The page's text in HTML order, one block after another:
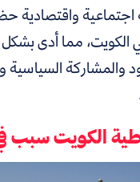
واقتصادية
مما أدى بشكل
السياسية
الكويت سبب